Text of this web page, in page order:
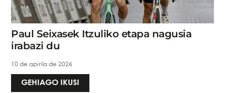
Paul Seixasek Itzuliko etapa nagusia
irabazi du
10 de apirila de 2026
GEHIAGO IKUSI